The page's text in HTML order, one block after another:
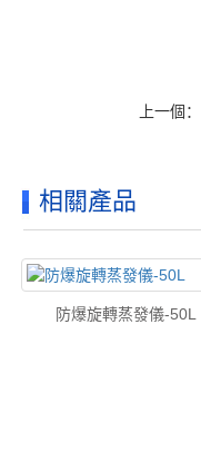
上一個：
相關產品
防爆旋轉蒸發儀-50L